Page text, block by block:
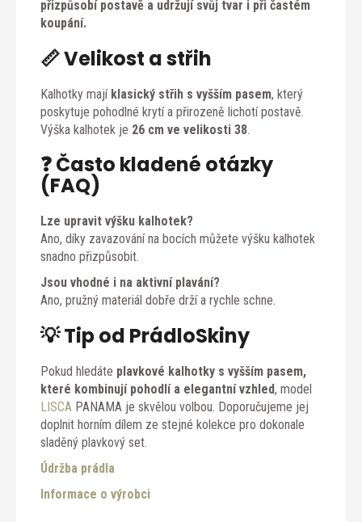
přizpůsobí postavě a udržují svůj tvar i při častém
koupání.
📏 Velikost a střih
Kalhotky mají klasický střih s vyšším pasem, který
poskytuje pohodlné krytí a přirozeně lichotí postavě.
Výška kalhotek je 26 cm ve velikosti 38
❓ Často kladené otázky
(FAQ)
Lze upravit výšku kalhotek?
Ano, díky zavazování na bocích můžete výšku kalhotek
snadno přizpůsobit.
Jsou vhodné i na aktivní plavání?
Ano, pružný materiál dobře drží a rychle schne.
💡 Tip od PrádloSkiny
Pokud hledáte plavkové kalhotky s vyšším pasem,
které kombinují pohodlí a elegantní vzhled, model
LISCA PANAMA je skvělou volbou. Doporučujeme jej
doplnit horním dílem ze stejné kolekce pro dokonale
sladěný plavkový set.
Údržba prádla
Informace o výrobci